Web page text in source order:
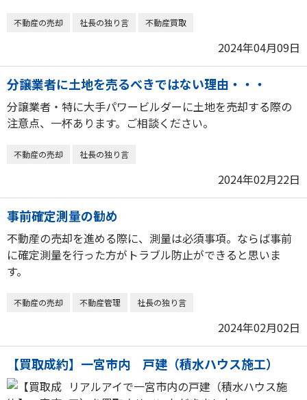
不動産の売却 社長の独り言 不動産買取
2024年04月09日
分譲業者に土地を売るべきではない理由・・・
分譲業者・特に大手パワービルダーに土地を売却する際の
注意点、一杯あります。ご相談ください。
不動産の売却 社長の独り言
2024年02月22日
事前確定測量の勧め
不動産の売却を進める際に、測量は必須事項。ならば事前
に確定測量を行った方がトラブル防止ができると思いま
す。
不動産の売却 不動産管理 社長の独り言
2024年02月02日
【買取成約】一宮市内 戸建（積水ハウス施工）
リアルアイで一宮市内の戸建（積水ハウス施